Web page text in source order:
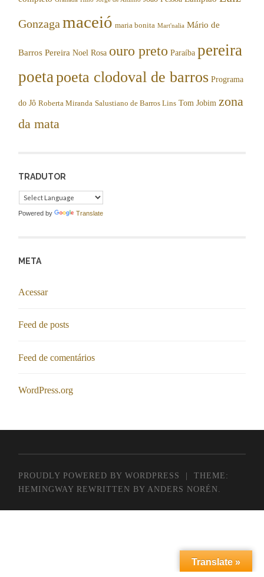
Gonzaga maceió maria bonita Mart'nalia Mário de
Barros Pereira Noel Rosa ouro preto Paraíba pereira
poetapoeta clodoval de barros Programa
do Jô Roberta Miranda Salustiano de Barros Lins Tom Jobim zona
da mata
TRADUTOR
Powered by Translate
META
Acessar
Feed de posts
Feed de comentários
WordPress.org
PROUDLY POWERED BY WORDPRESS
THEME:
HEMINGWAY REWRITTEN BYANDERS NORÉN.
Translate »